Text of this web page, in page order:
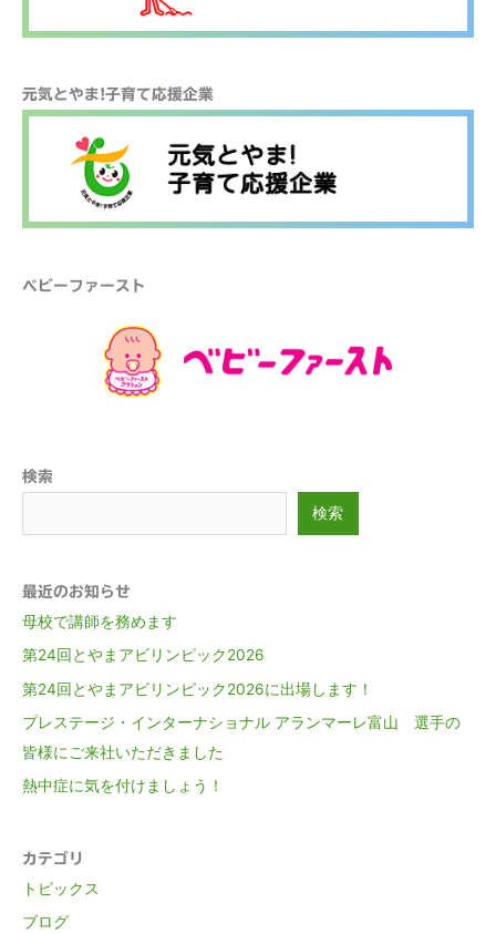
元気とやま!子育て応援企業
ベビーファースト
検索
検索
最近のお知らせ
母校で講師を務めます
第24回とやまアビリンピック2026
第24回とやまアビリンピック2026に出場します！
プレステージ・インターナショナル アランマーレ富山 選手の
皆様にご来社いただきました
熱中症に気を付けましょう！
カテゴリ
トピックス
ブログ